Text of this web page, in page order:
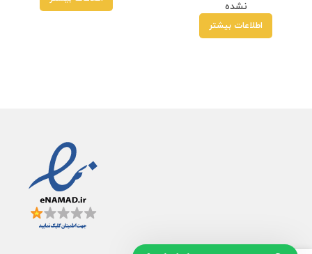
نشده
اطلاعات بیشتر